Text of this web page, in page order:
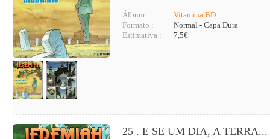
Álbum :
Vitamina BD
Formato :
Normal - Capa Dura
Estimativa :
7,5€
25 . E SE UM DIA, A TERRA...